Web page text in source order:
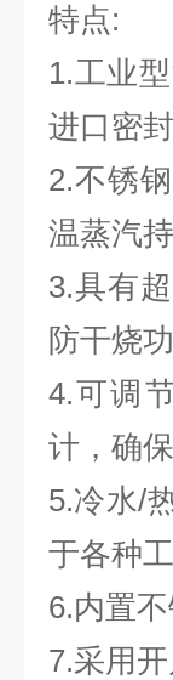
特点:
1.工业
进口密
2.不锈
温蒸汽
3.具有
防干烧
4.可调
计，确
5.冷水/
于各种
6.内置
7.采用